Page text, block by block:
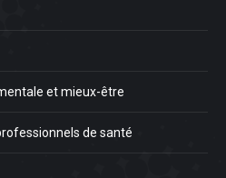
et mieux-être
de santé